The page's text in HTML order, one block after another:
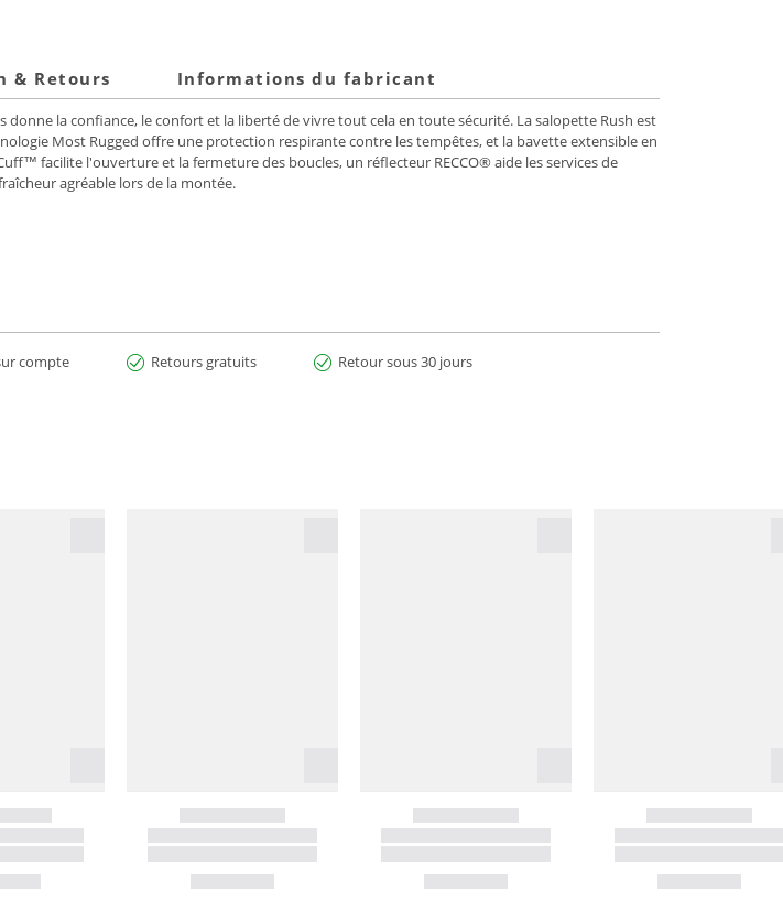
& Retours Informations du fabricant
la confiance, le confort et la liberté de vivre tout cela en toute sécurité. La salopette Rush est
Most Rugged offre une protection respirante contre les tempêtes, et la bavette extensible en
facilite l'ouverture et la fermeture des boucles, un réflecteur RECCO® aide les services de
agréable lors de la montée.
compte Retours gratuits Retour sous 30 jours